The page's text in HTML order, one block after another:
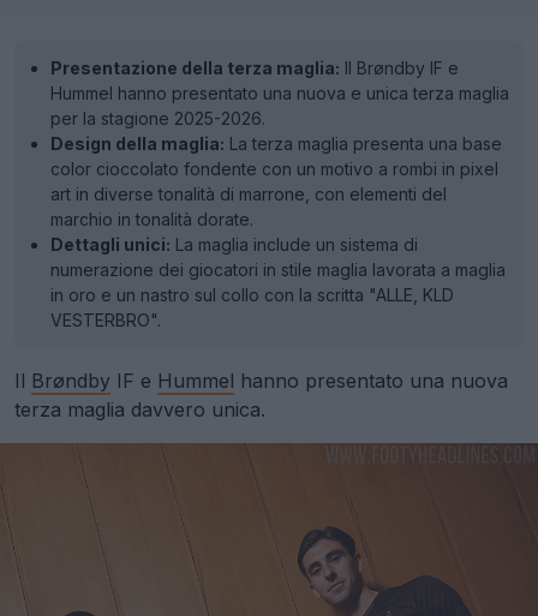
Presentazione della terza maglia: Il Brøndby IF e
Hummel hanno presentato una nuova e unica terza maglia
per la stagione 2025-2026.
Design della maglia: La terza maglia presenta una base
color cioccolato fondente con un motivo a rombi in pixel
art in diverse tonalità di marrone, con elementi del
marchio in tonalità dorate.
Dettagli unici: La maglia include un sistema di
numerazione dei giocatori in stile maglia lavorata a maglia
in oro e un nastro sul collo con la scritta "ALLE, KLD
VESTERBRO".
Il Brøndby IF e Hummel hanno presentato una nuova
terza maglia davvero unica.